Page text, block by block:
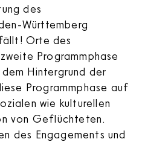
des
Württemberg
Orte des
Programmphase
Hintergrund der
Programmphase auf
wie kulturellen
von Geflüchteten.
des Engagements und